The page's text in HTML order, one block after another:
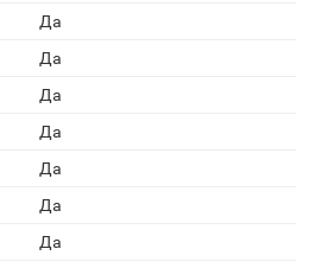
Да
Да
Да
Да
Да
Да
Да